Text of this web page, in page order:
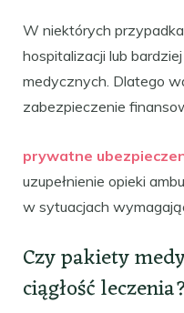
W niektórych
hospitalizacji lub
medycznych. Dlatego
zabezpieczenie
prywatne
uzupełnienie opieki
w sytuacjach
Czy pakiety
ciągłość leczenia?